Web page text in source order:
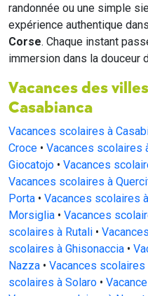
randonnée ou une simple
expérience authentique
Corse. Chaque instant
immersion dans la douceur
Vacances des
Casabianca
Vacances scolaires à
Croce • Vacances scolaires
Giocatojo • Vacances
Vacances scolaires à
Porta • Vacances scolaires
Morsiglia • Vacances
scolaires à Rutali •
scolaires à Ghisonaccia •
Nazza • Vacances
scolaires à Solaro •